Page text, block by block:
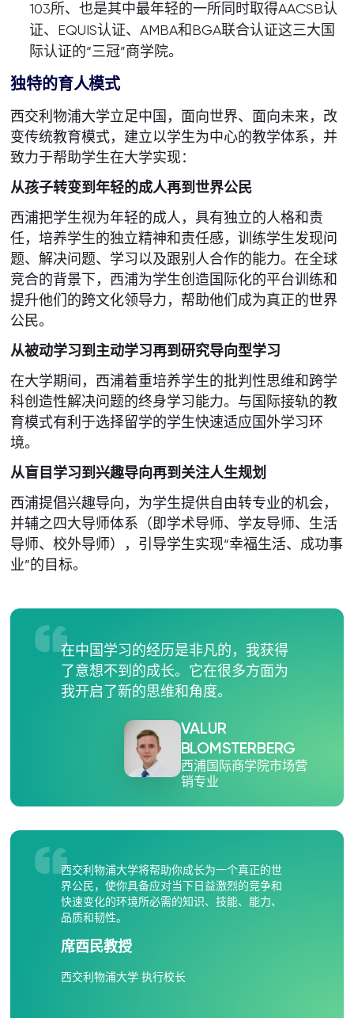
103所、也是其中最年轻的一所同时取得AACSB认
证、EQUIS认证、AMBA和BGA联合认证这三大国
际认证的“三冠”商学院。
独特的育人模式
西交利物浦大学立足中国，面向世界、面向未来，改
变传统教育模式，建立以学生为中心的教学体系，并
致力于帮助学生在大学实现：
从孩子转变到年轻的成人再到世界公民
西浦把学生视为年轻的成人，具有独立的人格和责
任，培养学生的独立精神和责任感，训练学生发现问
题、解决问题、学习以及跟别人合作的能力。在全球
竞合的背景下，西浦为学生创造国际化的平台训练和
提升他们的跨文化领导力，帮助他们成为真正的世界
公民。
从被动学习到主动学习再到研究导向型学习
在大学期间，西浦着重培养学生的批判性思维和跨学
科创造性解决问题的终身学习能力。与国际接轨的教
育模式有利于选择留学的学生快速适应国外学习环
境。
从盲目学习到兴趣导向再到关注人生规划
西浦提倡兴趣导向，为学生提供自由转专业的机会，
并辅之四大导师体系（即学术导师、学友导师、生活
导师、校外导师），引导学生实现“幸福生活、成功事
业”的目标。
在中国学习的经历是非凡的，我获得
了意想不到的成长。它在很多方面为
我开启了新的思维和角度。
VALUR
BLOMSTERBERG
西浦国际商学院市场营
销专业
西交利物浦大学将帮助你成长为一个真正的世
界公民，使你具备应对当下日益激烈的竞争和
快速变化的环境所必需的知识、技能、能力、
品质和韧性。
席酉民教授
西交利物浦大学 执行校长